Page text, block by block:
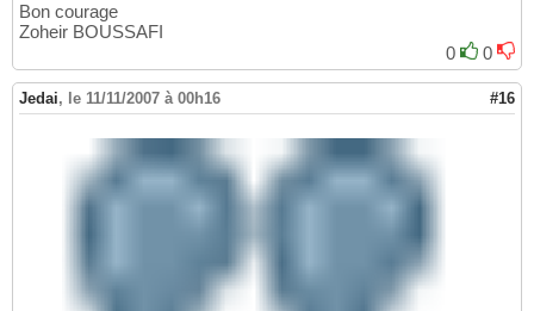
Bon courage
Zoheir BOUSSAFI
0
0
Jedai, le 11/11/2007 à 00h16 #16